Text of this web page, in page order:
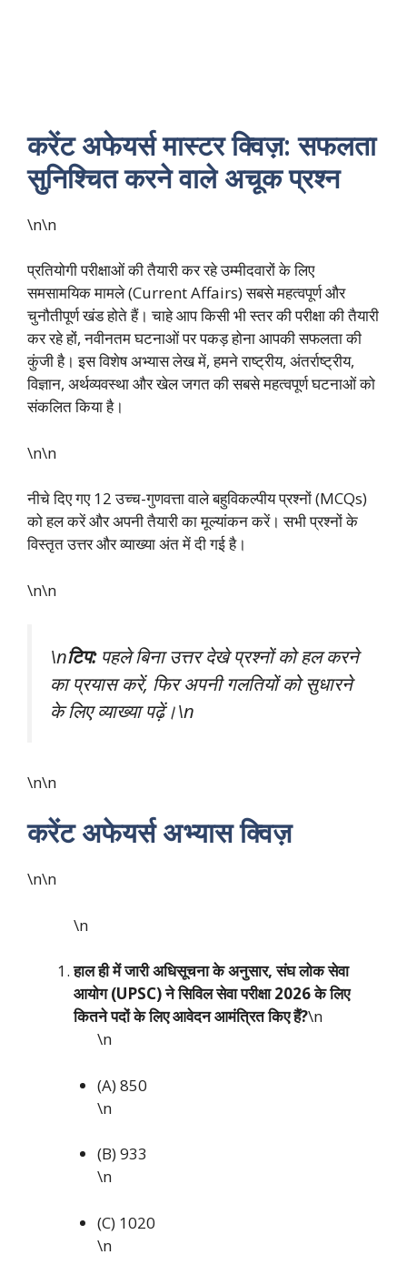
करेंट अफेयर्स मास्टर क्विज़: सफलता
सुनिश्चित करने वाले अचूक प्रश्न
\n\n
प्रतियोगी परीक्षाओं की तैयारी कर रहे उम्मीदवारों के लिए
समसामयिक मामले (Current Affairs) सबसे महत्वपूर्ण और
चुनौतीपूर्ण खंड होते हैं। चाहे आप किसी भी स्तर की परीक्षा की तैयारी
कर रहे हों, नवीनतम घटनाओं पर पकड़ होना आपकी सफलता की
कुंजी है। इस विशेष अभ्यास लेख में, हमने राष्ट्रीय, अंतर्राष्ट्रीय,
विज्ञान, अर्थव्यवस्था और खेल जगत की सबसे महत्वपूर्ण घटनाओं को
संकलित किया है।
\n\n
नीचे दिए गए 12 उच्च-गुणवत्ता वाले बहुविकल्पीय प्रश्नों (MCQs)
को हल करें और अपनी तैयारी का मूल्यांकन करें। सभी प्रश्नों के
विस्तृत उत्तर और व्याख्या अंत में दी गई है।
\n\n
\nटिप:पहले बिना उत्तर देखे प्रश्नों को हल करने
का प्रयास करें, फिर अपनी गलतियों को सुधारने
के लिए व्याख्या पढ़ें।\n
\n\n
करेंट अफेयर्स अभ्यास क्विज़
\n\n
\n
हाल ही में जारी अधिसूचना के अनुसार, संघ लोक सेवा
आयोग (UPSC) ने सिविल सेवा परीक्षा 2026 के लिए
कितने पदों के लिए आवेदन आमंत्रित किए हैं?\n
\n
(A) 850
\n
(B) 933
\n
(C) 1020
\n